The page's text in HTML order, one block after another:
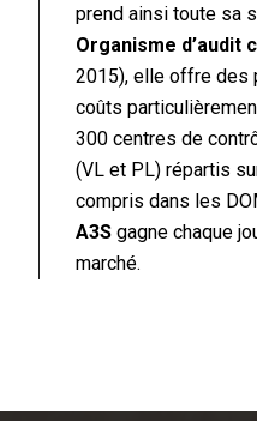
prend ainsi toute sa
Organisme d’audit
2015), elle offre des
coûts
300 centres de
(VL et PL) répartis
compris dans les
A3S gagne chaque
marché.